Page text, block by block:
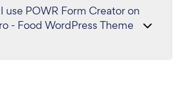
use POWR Form Creator on
- Food WordPress Theme